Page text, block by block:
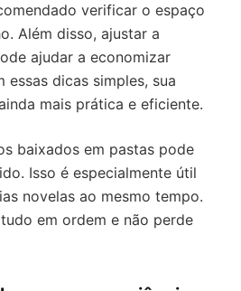
verificar o espaço
Além disso, ajustar a
ajudar a economizar
essas dicas simples, sua
mais prática e eficiente.
baixados em pastas pode
Isso é especialmente útil
novelas ao mesmo tempo.
em ordem e não perde